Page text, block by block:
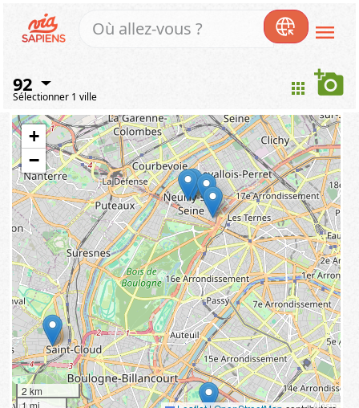
menu
92
Sélectionner 1 ville apps add_a_photo
+
−
2 km
1 mi